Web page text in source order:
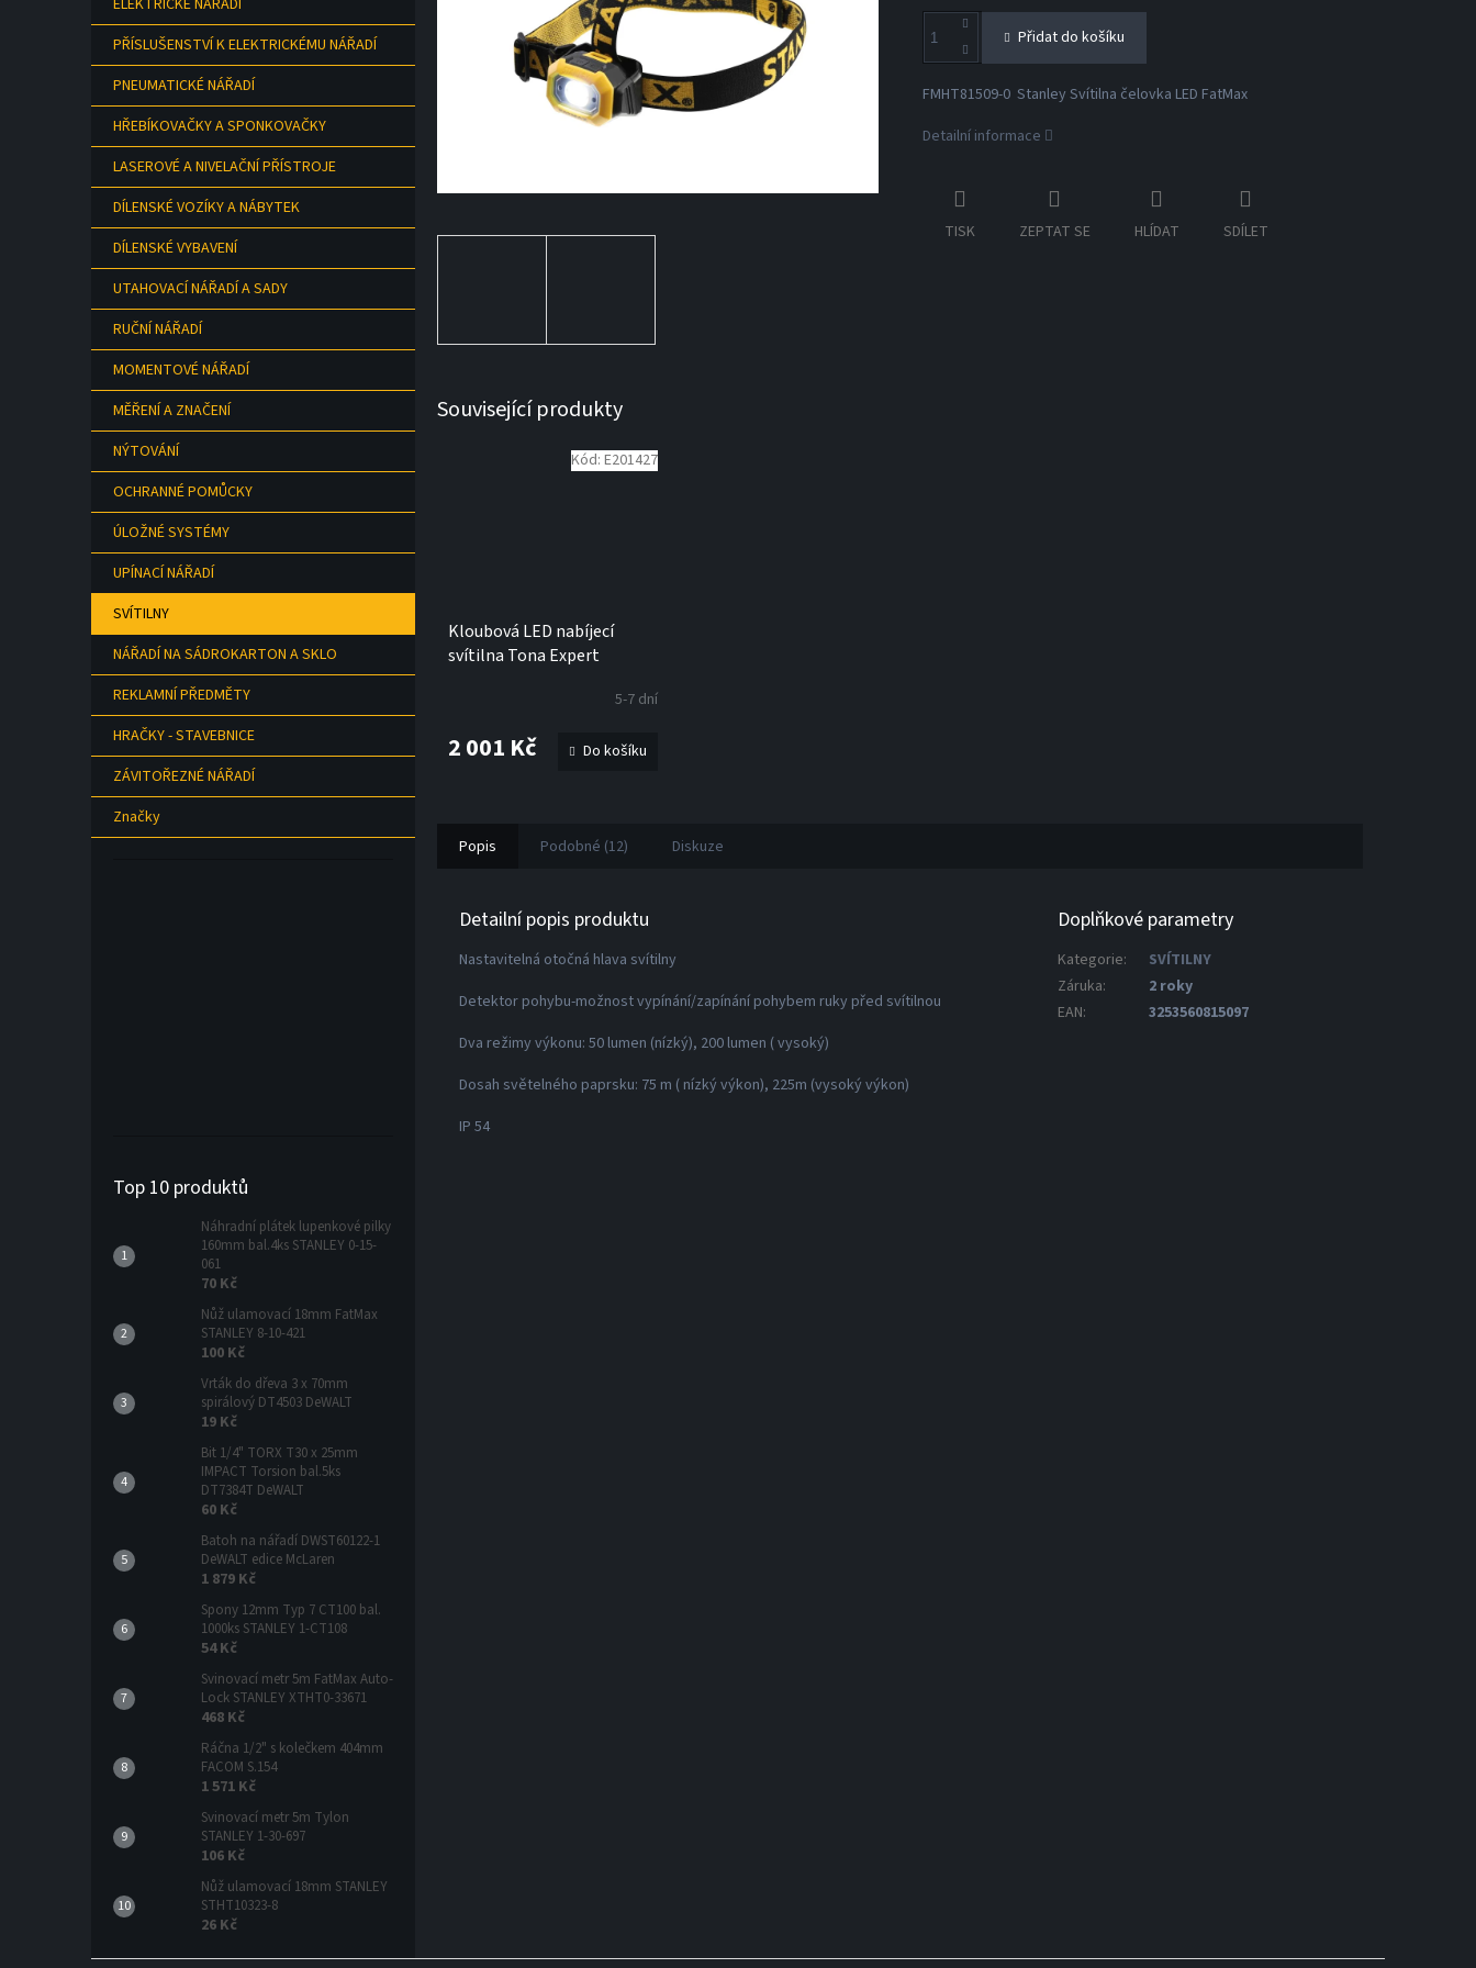
e
ELEKTRICKÉ NÁŘADÍ
PŘÍSLUŠENSTVÍ K ELEKTRICKÉMU NÁŘADÍ
PNEUMATICKÉ NÁŘADÍ
HŘEBÍKOVAČKY A SPONKOVAČKY
LASEROVÉ A NIVELAČNÍ PŘÍSTROJE
DÍLENSKÉ VOZÍKY A NÁBYTEK
DÍLENSKÉ VYBAVENÍ
UTAHOVACÍ NÁŘADÍ A SADY
RUČNÍ NÁŘADÍ
MOMENTOVÉ NÁŘADÍ
MĚŘENÍ A ZNAČENÍ
NÝTOVÁNÍ
OCHRANNÉ POMŮCKY
ÚLOŽNÉ SYSTÉMY
UPÍNACÍ NÁŘADÍ
SVÍTILNY
NÁŘADÍ NA SÁDROKARTON A SKLO
REKLAMNÍ PŘEDMĚTY
HRAČKY - STAVEBNICE
ZÁVITOŘEZNÉ NÁŘADÍ
Značky
Top 10 produktů
Náhradní plátek lupenkové pilky
160mm bal.4ks STANLEY 0-15-
061
70 Kč
Nůž ulamovací 18mm FatMax
STANLEY 8-10-421
100 Kč
Vrták do dřeva 3 x 70mm
spirálový DT4503 DeWALT
19 Kč
Bit 1/4" TORX T30 x 25mm
IMPACT Torsion bal.5ks
DT7384T DeWALT
60 Kč
Batoh na nářadí DWST60122-1
DeWALT edice McLaren
1 879 Kč
Spony 12mm Typ 7 CT100 bal.
1000ks STANLEY 1-CT108
54 Kč
Svinovací metr 5m FatMax Auto-
Lock STANLEY XTHT0-33671
468 Kč
Ráčna 1/2" s kolečkem 404mm
FACOM S.154
1 571 Kč
Svinovací metr 5m Tylon
STANLEY 1-30-697
106 Kč
Nůž ulamovací 18mm STANLEY
STHT10323-8
26 Kč
Přidat do košíku
FMHT81509-0 Stanley Svítilna čelovka LED FatMax
Detailní informace
TISK ZEPTAT SE HLÍDAT SDÍLET
Související produkty
Kloubová LED nabíjecí
svítilna Tona Expert
5-7 dní
2 001 Kč Do košíku
Kód: E201427
Popis Podobné (12) Diskuze
Detailní popis produktu
Nastavitelná otočná hlava svítilny
Detektor pohybu-možnost vypínání/zapínání pohybem ruky před svítilnou
Dva režimy výkonu: 50 lumen (nízký), 200 lumen ( vysoký)
Dosah světelného paprsku: 75 m ( nízký výkon), 225m (vysoký výkon)
IP 54
Doplňkové parametry
Kategorie:
SVÍTILNY
Záruka:
2 roky
EAN: 3253560815097